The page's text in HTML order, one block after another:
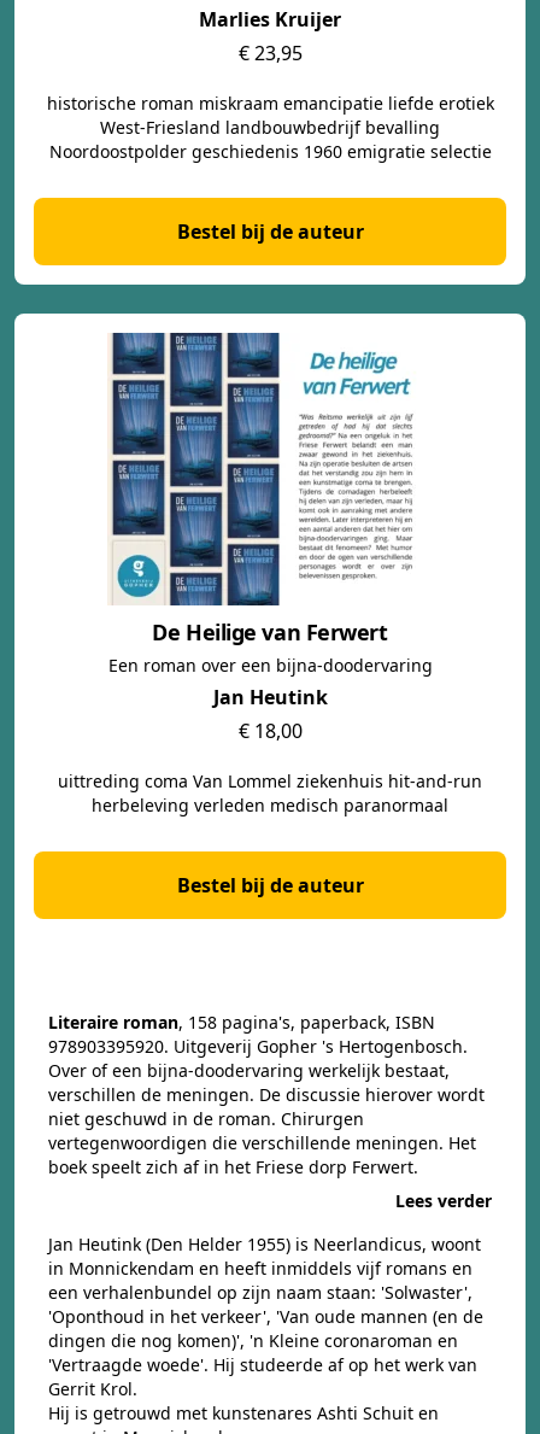
Marlies Kruijer
€ 23,95
historische roman miskraam emancipatie liefde erotiek
West-Friesland landbouwbedrijf bevalling
Noordoostpolder geschiedenis 1960 emigratie selectie
Bestel bij de auteur
De Heilige van Ferwert
Een roman over een bijna-doodervaring
Jan Heutink
€ 18,00
uittreding coma Van Lommel ziekenhuis hit-and-run
herbeleving verleden medisch paranormaal
Bestel bij de auteur
Literaire roman, 158 pagina's, paperback, ISBN
978903395920. Uitgeverij Gopher 's Hertogenbosch.
Over of een bijna-doodervaring werkelijk bestaat,
verschillen de meningen. De discussie hierover wordt
niet geschuwd in de roman. Chirurgen
vertegenwoordigen die verschillende meningen. Het
boek speelt zich af in het Friese dorp Ferwert.
Lees verder
Jan Heutink (Den Helder 1955) is Neerlandicus, woont
in Monnickendam en heeft inmiddels vijf romans en
een verhalenbundel op zijn naam staan: 'Solwaster',
'Oponthoud in het verkeer', 'Van oude mannen (en de
dingen die nog komen)', 'n Kleine coronaroman en
'Vertraagde woede'. Hij studeerde af op het werk van
Gerrit Krol.
Hij is getrouwd met kunstenares Ashti Schuit en